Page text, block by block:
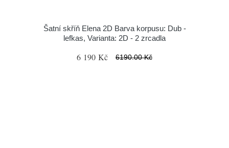
Šatní skříň Elena 2D Barva korpusu: Dub -
lefkas, Varianta: 2D - 2 zrcadla
6 190 Kč 6190.00 Kč